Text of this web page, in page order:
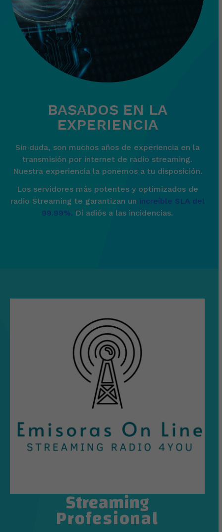
BASADOS EN LA
EXPERIENCIA
Sin duda, son muchos años de experiencia en la
transmisión por internet de radio streaming.
Nuestra experiencia la ponemos a tu disposición.
Los servidores más potentes y optimizados de
radio Streaming te garantizan un increíble SLA del
99.99%. Dí adiós a las incidencias.
Streaming
Profesional